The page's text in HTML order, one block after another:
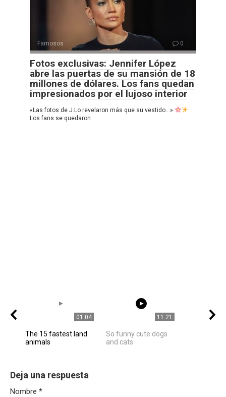
Famosos 0
Fotos exclusivas: Jennifer López
abre las puertas de su mansión de 18
millones de dólares. Los fans quedan
impresionados por el lujoso interior
«Las fotos de J.Lo revelaron más que su vestido…»
Los fans se quedaron
01:04
The 15 fastest land
animals
11:21
So funny cute dogs
and cats
Deja una respuesta
Nombre *